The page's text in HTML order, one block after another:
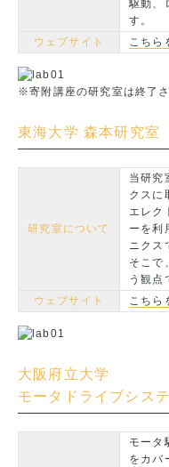
駆動、
す。
ウェブサイト
こちら
※寄附講座の研究室は終了さ
東海大学 森本研究室
研究室について
当研究
クスに
エレク
ーを利
ニクス
そこで
う観点
ウェブサイト
こちら
大阪府立大学
モータドライブシス
モータ
をカバ